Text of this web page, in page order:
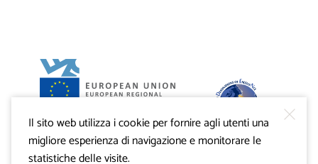
Progetto VisitKras. L’investimento è cofinanziato dalla
Repubblica di Slovenia e dal Fondo europeo di sviluppo
regionale dell’Unione Europea.
Il sito web utilizza i cookie per fornire agli utenti una
migliore esperienza di navigazione e monitorare le
statistiche delle visite.